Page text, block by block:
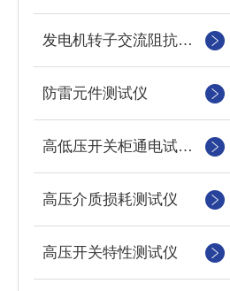
发电机转子交流阻抗测试仪
防雷元件测试仪
高低压开关柜通电试验台
高压介质损耗测试仪
高压开关特性测试仪